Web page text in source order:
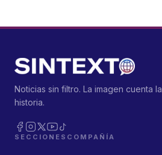
Noticias sin filtro. La imagen cuenta la
historia.
SECCIONES COMPAÑÍA